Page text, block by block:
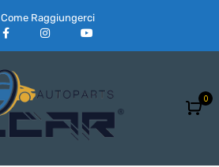
Come Raggiungerci
0